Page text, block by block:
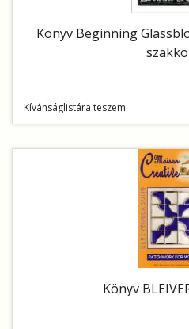
Könyv Beginning
Kívánságlistára teszem
Könyv